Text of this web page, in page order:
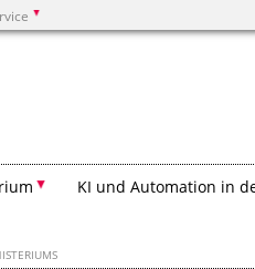
KI und Automation in